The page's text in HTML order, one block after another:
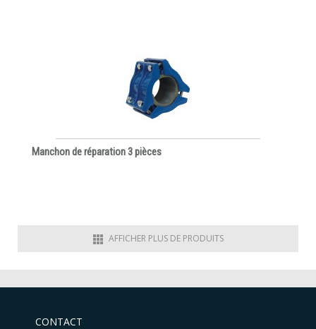
Manchon de réparation 3 pièces
AFFICHER PLUS DE PRODUITS
CONTACT